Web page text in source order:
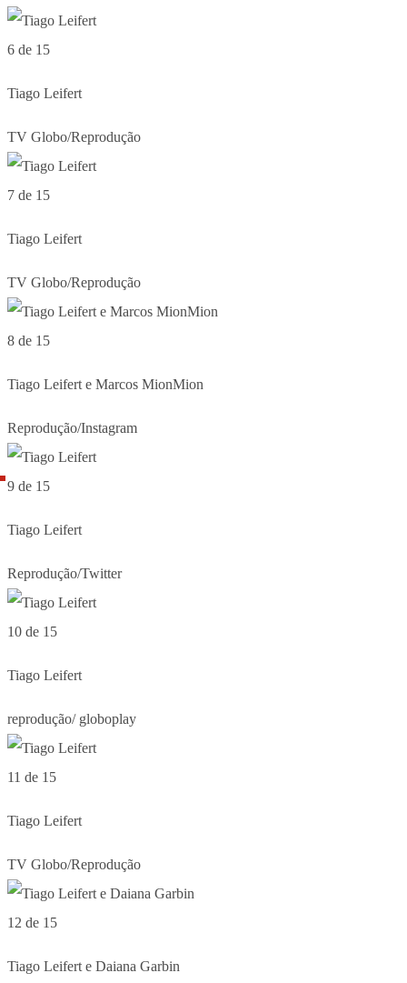
6 de 15
Tiago Leifert
TV Globo/Reprodução
7 de 15
Tiago Leifert
TV Globo/Reprodução
8 de 15
Tiago Leifert e Marcos MionMion
Reprodução/Instagram
9 de 15
Tiago Leifert
Reprodução/Twitter
10 de 15
Tiago Leifert
reprodução/ globoplay
11 de 15
Tiago Leifert
TV Globo/Reprodução
12 de 15
Tiago Leifert e Daiana Garbin